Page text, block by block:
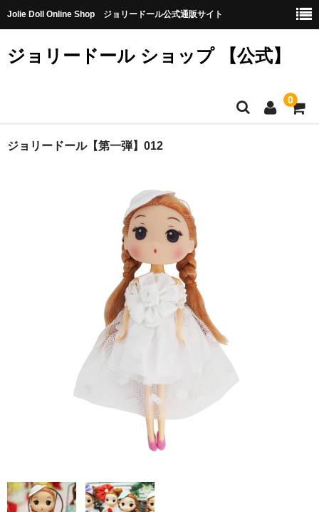
Jolie Doll Online Shop ジョリードール公式通販サイト
ジョリードール ショップ 【公式】
0
HOME
【購入特典】不良品10個（無料）
【プリンセスシリーズ】
【第三弾】
PINK
ジョリードール【第一弾】012